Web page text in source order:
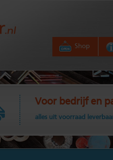
Shop
Voor bedrijf en
alles uit voorraad